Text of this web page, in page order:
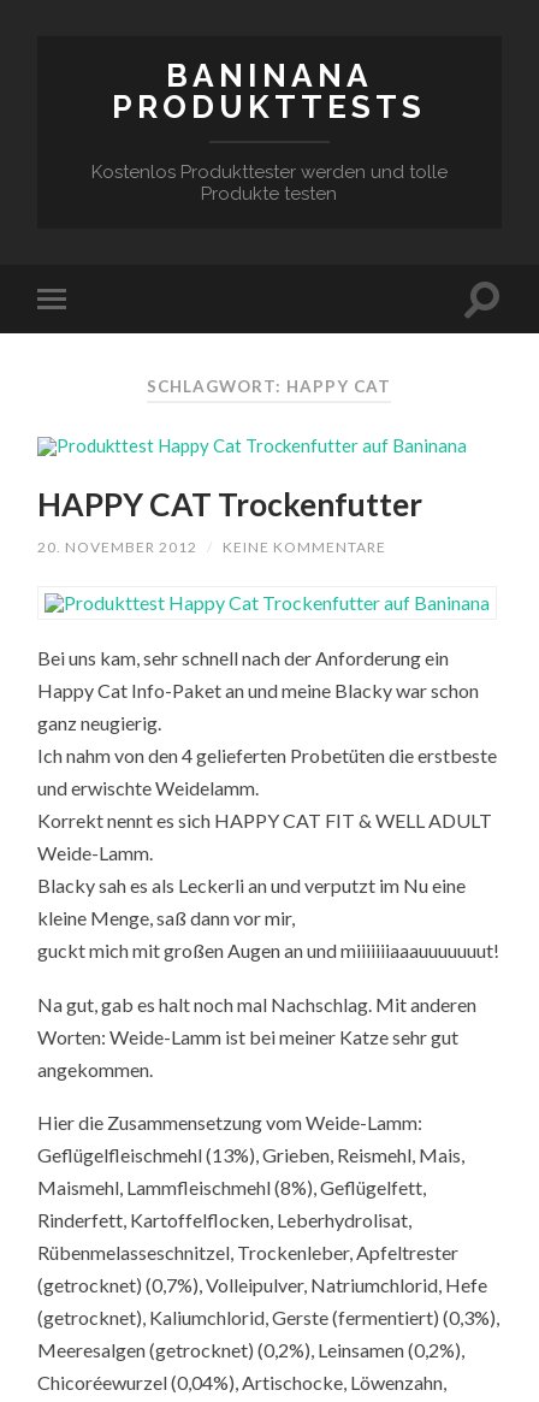
BANINANA
PRODUKTTESTS
Kostenlos Produkttester werden und tolle
Produkte testen
SCHLAGWORT: HAPPY CAT
HAPPY CAT Trockenfutter
20. NOVEMBER 2012 / KEINE KOMMENTARE
Bei uns kam, sehr schnell nach der Anforderung ein
Happy Cat Info-Paket an und meine Blacky war schon
ganz neugierig.
Ich nahm von den 4 gelieferten Probetüten die erstbeste
und erwischte Weidelamm.
Korrekt nennt es sich HAPPY CAT FIT & WELL ADULT
Weide-Lamm.
Blacky sah es als Leckerli an und verputzt im Nu eine
kleine Menge, saß dann vor mir,
guckt mich mit großen Augen an und miiiiiiiaaauuuuuuut!
Na gut, gab es halt noch mal Nachschlag. Mit anderen
Worten: Weide-Lamm ist bei meiner Katze sehr gut
angekommen.
Hier die Zusammensetzung vom Weide-Lamm:
Geflügelfleischmehl (13%), Grieben, Reismehl, Mais,
Maismehl, Lammfleischmehl (8%), Geflügelfett,
Rinderfett, Kartoffelflocken, Leberhydrolisat,
Rübenmelasseschnitzel, Trockenleber, Apfeltrester
(getrocknet) (0,7%), Volleipulver, Natriumchlorid, Hefe
(getrocknet), Kaliumchlorid, Gerste (fermentiert) (0,3%),
Meeresalgen (getrocknet) (0,2%), Leinsamen (0,2%),
Chicoréewurzel (0,04%), Artischocke, Löwenzahn,